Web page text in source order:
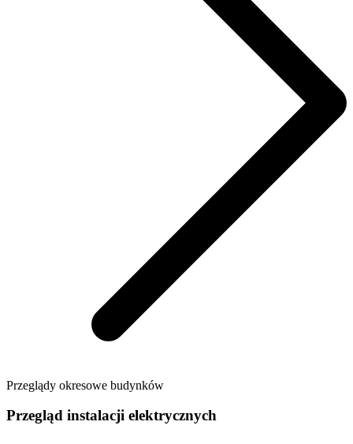
Przeglądy okresowe budynków
Przegląd instalacji elektrycznych